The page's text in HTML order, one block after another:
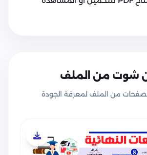
شوت من الملف
من الملف لمعرفة الجودة